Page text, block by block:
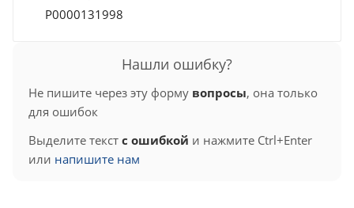
Р0000131998
Нашли ошибку?
Не пишите через эту форму вопросы, она только
для ошибок
Выделите текст с ошибкой и нажмите Ctrl+Enter
или напишите нам